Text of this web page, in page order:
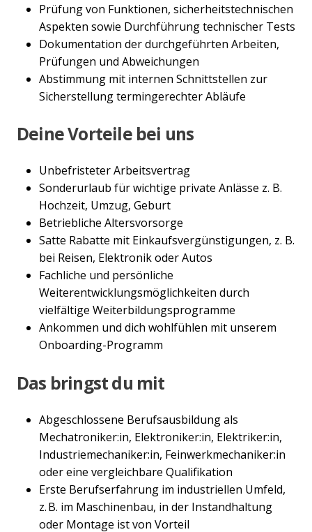
Prüfung von Funktionen, sicherheitstechnischen
Aspekten sowie Durchführung technischer Tests
Dokumentation der durchgeführten Arbeiten,
Prüfungen und Abweichungen
Abstimmung mit internen Schnittstellen zur
Sicherstellung termingerechter Abläufe
Deine Vorteile bei uns
Unbefristeter Arbeitsvertrag
Sonderurlaub für wichtige private Anlässe z. B.
Hochzeit, Umzug, Geburt
Betriebliche Altersvorsorge
Satte Rabatte mit Einkaufsvergünstigungen, z. B.
bei Reisen, Elektronik oder Autos
Fachliche und persönliche
Weiterentwicklungsmöglichkeiten durch
vielfältige Weiterbildungsprogramme
Ankommen und dich wohlfühlen mit unserem
Onboarding-Programm
Das bringst du mit
Abgeschlossene Berufsausbildung als
Mechatroniker:in, Elektroniker:in, Elektriker:in,
Industriemechaniker:in, Feinwerkmechaniker:in
oder eine vergleichbare Qualifikation
Erste Berufserfahrung im industriellen Umfeld,
z. B. im Maschinenbau, in der Instandhaltung
oder Montage ist von Vorteil